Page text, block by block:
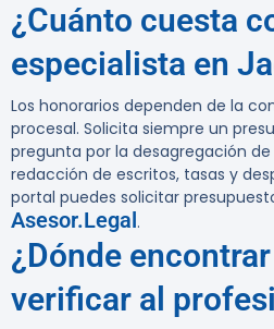
¿Cuánto cuesta
especialista en
Los honorarios dependen de la
procesal. Solicita siempre un
pregunta por la desagregación
redacción de escritos, tasas y
portal puedes solicitar
Asesor.Legal.
¿Dónde
verificar al